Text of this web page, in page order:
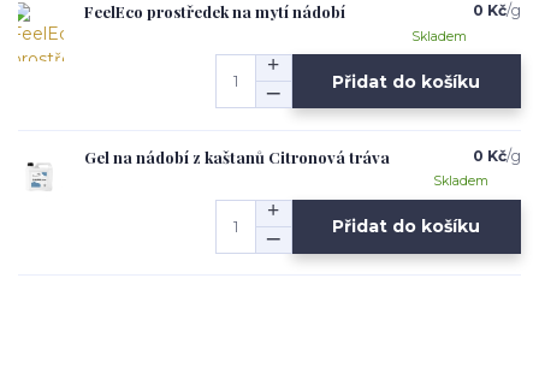
FeelEco prostředek na mytí nádobí 0 Kč/g
Skladem
Přidat do košíku
Gel na nádobí z kaštanů Citronová tráva 0 Kč/g
Skladem
Přidat do košíku